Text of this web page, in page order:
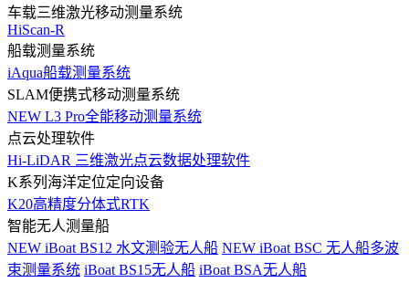
车载三维激光移动测量系统
HiScan-R
船载测量系统
iAqua船载测量系统
SLAM便携式移动测量系统
NEW L3 Pro全能移动测量系统
点云处理软件
Hi-LiDAR 三维激光点云数据处理软件
K系列海洋定位定向设备
K20高精度分体式RTK
智能无人测量船
NEW iBoat BS12 水文测验无人船 NEW iBoat BSC 无人船多波
束测量系统 iBoat BS15无人船 iBoat BSA无人船